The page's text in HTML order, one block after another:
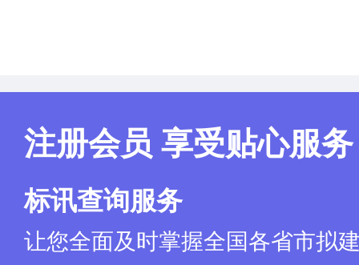
注册会员 享受贴心服务
标讯查询服务
让您全面及时掌握全国各省市拟